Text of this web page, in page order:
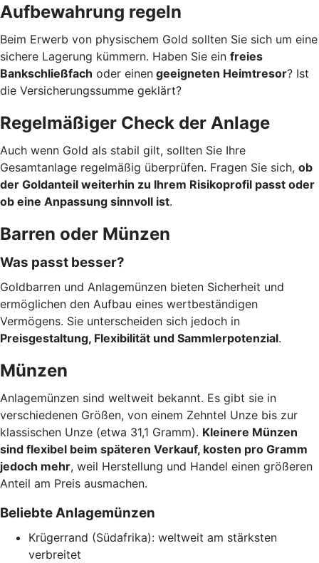
Aufbewahrung regeln
Beim Erwerb von physischem Gold sollten Sie sich um eine
sichere Lagerung kümmern. Haben Sie ein freies
Bankschließfach oder einen geeigneten Heimtresor? Ist
die Versicherungssumme geklärt?
Regelmäßiger Check der Anlage
Auch wenn Gold als stabil gilt, sollten Sie Ihre
Gesamtanlage regelmäßig überprüfen. Fragen Sie sich, ob
der Goldanteil weiterhin zu Ihrem Risikoprofil passt oder
ob eine Anpassung sinnvoll ist.
Barren oder Münzen
Was passt besser?
Goldbarren und Anlagemünzen bieten Sicherheit und
ermöglichen den Aufbau eines wertbeständigen
Vermögens. Sie unterscheiden sich jedoch in
Preisgestaltung, Flexibilität und Sammlerpotenzial.
Münzen
Anlagemünzen sind weltweit bekannt. Es gibt sie in
verschiedenen Größen, von einem Zehntel Unze bis zur
klassischen Unze (etwa 31,1 Gramm). Kleinere Münzen
sind flexibel beim späteren Verkauf, kosten pro Gramm
jedoch mehr, weil Herstellung und Handel einen größeren
Anteil am Preis ausmachen.
Beliebte Anlagemünzen
Krügerrand (Südafrika): weltweit am stärksten
verbreitet